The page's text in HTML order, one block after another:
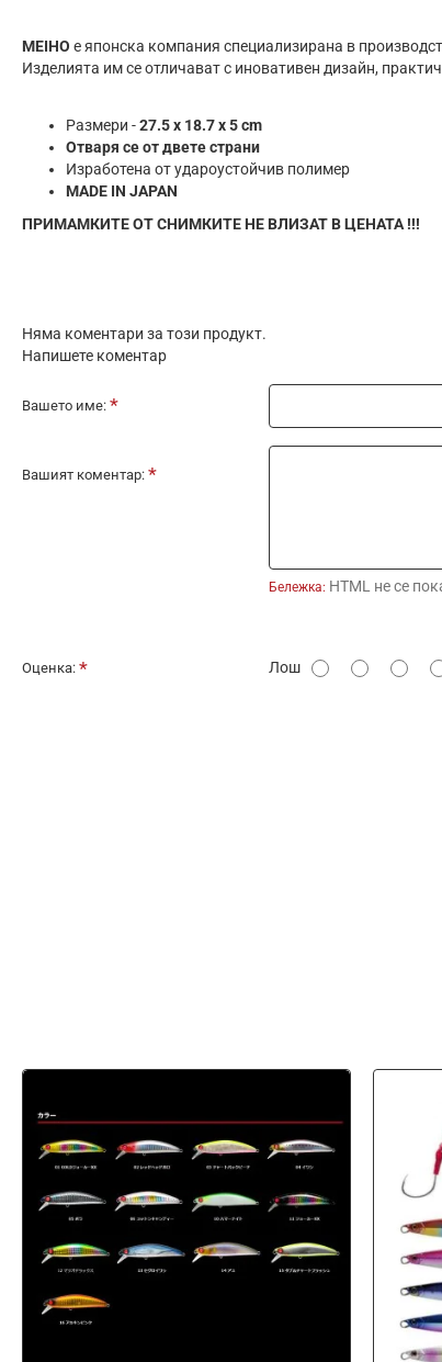
MEIHO е японска компания специализирана в
Изделията им се отличават с иновативен дизайн,
Размери -27.5 x 18.7 x 5 cm
Отваря се от двете страни
Изработена от удароустойчив полимер
MADE IN JAPAN
ПРИМАМКИТЕ ОТ СНИМКИТЕ НЕ ВЛИЗАТ В ЦЕНАТА !!!
Няма коментари за този продукт.
Напишете коментар
Вашето име:
Вашият коментар:
Бележка: HTML не се
О
Оценка: Лош